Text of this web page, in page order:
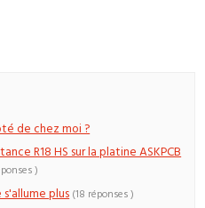
de chez moi ?
R18 HS sur la platine ASKPCB
)
s'allume plus (18 réponses )